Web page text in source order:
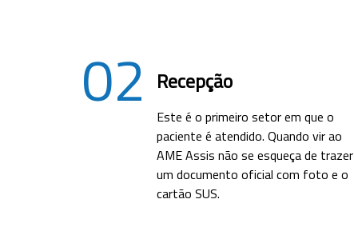
02 Recepção
Este é o primeiro setor em que o
paciente é atendido. Quando vir ao
AME Assis não se esqueça de trazer
um documento oficial com foto e o
cartão SUS.